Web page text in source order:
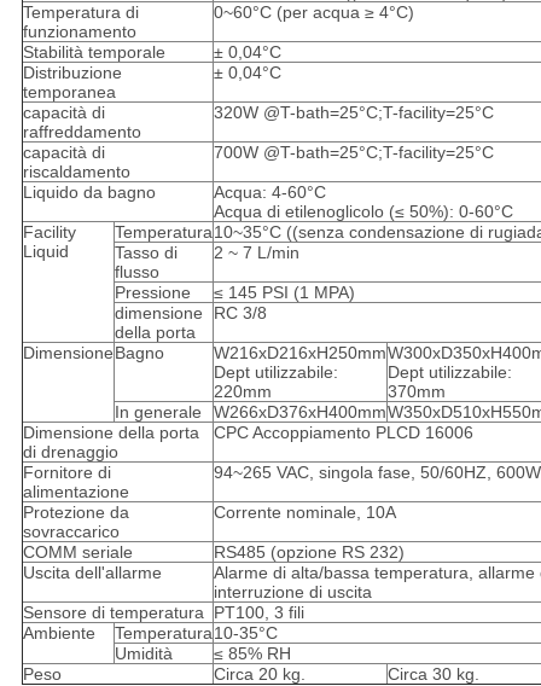
Temperatura di
funzionamento
0~60°C (per acqua ≥ 4°C)
Stabilità temporale
± 0,04°C
Distribuzione
temporanea
± 0,04°C
capacità di
raffreddamento
320W @T-bath=25°C;T-facility=25°C
capacità di
riscaldamento
700W @T-bath=25°C;T-facility=25°C
Liquido da bagno
Acqua: 4-60°C
Acqua di etilenoglicolo (≤ 50%): 0-60°C
Facility
Liquid
Temperatura10~35°C ((senza condensazione di
Tasso di
flusso
2 ~ 7 L/min
Pressione
≤ 145 PSI (1 MPA)
dimensione
della porta
RC 3/8
DimensioneBagno
W216xD216xH250mm
Dept utilizzabile:
220mm
Dept utilizzabile:
370mm
In generale
W266xD376xH400mm
Dimensione della porta
di drenaggio
CPC Accoppiamento PLCD 16006
Fornitore di
alimentazione
94~265 VAC, singola fase, 50/60HZ, 600W
Protezione da
sovraccarico
Corrente nominale, 10A
COMM seriale
RS485 (opzione RS 232)
Uscita dell'allarme
Alarme di alta/bassa temperatura, allarme
interruzione di uscita
Sensore di temperatura PT100, 3 fili
Ambiente
Temperatura10-35°C
Umidità
≤ 85% RH
Peso
Circa 20 kg. Circa 30 kg.